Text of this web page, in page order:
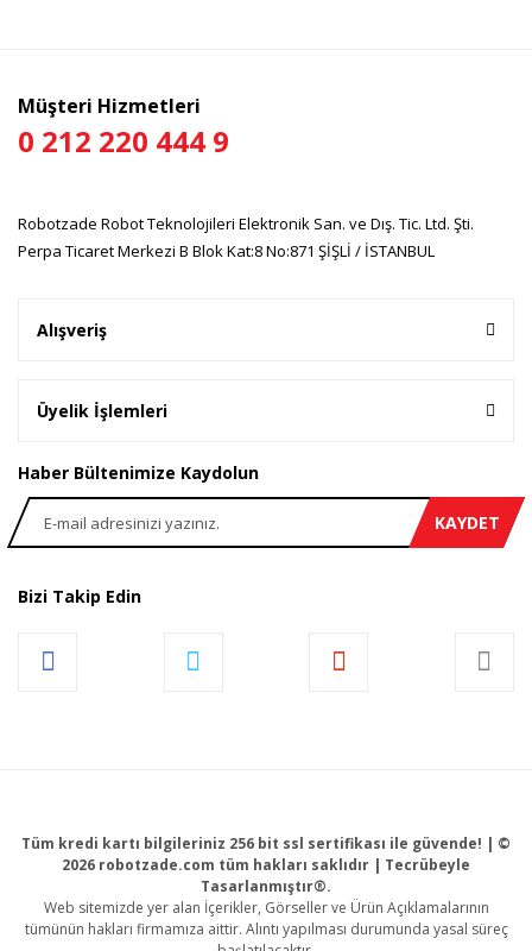
Müşteri Hizmetleri
0 212 220 444 9
Robotzade Robot Teknolojileri Elektronik San. ve Dış. Tic. Ltd. Şti.
Perpa Ticaret Merkezi B Blok Kat:8 No:871 ŞİŞLİ / İSTANBUL
Alışveriş
Üyelik İşlemleri
Haber Bültenimize Kaydolun
KAYDET
Bizi Takip Edin
Tüm kredi kartı bilgileriniz 256 bit ssl sertifikası ile güvende! | ©
2026 robotzade.com tüm hakları saklıdır | Tecrübeyle
Tasarlanmıştır®.
Web sitemizde yer alan İçerikler, Görseller ve Ürün Açıklamalarının
tümünün hakları firmamıza aittir. Alıntı yapılması durumunda yasal süreç